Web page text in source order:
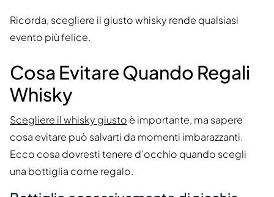
Ricorda, scegliere il giusto whisky rende qualsiasi
evento più felice.
Cosa Evitare Quando Regali
Whisky
Scegliere il whisky giusto è importante, ma sapere
cosa evitare può salvarti da momenti imbarazzanti.
Ecco cosa dovresti tenere d'occhio quando scegli
una bottiglia come regalo.